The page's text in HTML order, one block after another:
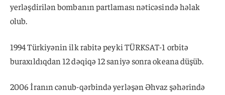
yerləşdirilən bombanın partlaması nəticəsində həlak
olub.
1994 Türkiyənin ilk rabitə peyki TÜRKSAT-1 orbitə
buraxıldıqdan 12 dəqiqə 12 saniyə sonra okeana düşüb.
2006 İranın cənub-qərbində yerləşən Əhvaz şəhərində